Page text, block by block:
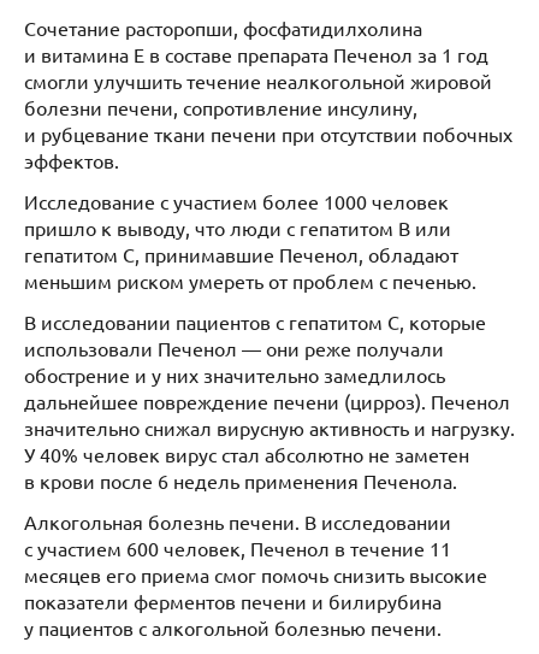
Сочетание расторопши, фосфатидилхолина
и витамина Е в составе препарата Печенол за 1 год
смогли улучшить течение неалкогольной жировой
болезни печени, сопротивление инсулину,
и рубцевание ткани печени при отсутствии побочных
эффектов.
Исследование с участием более 1000 человек
пришло к выводу, что люди с гепатитом В или
гепатитом С, принимавшие Печенол, обладают
меньшим риском умереть от проблем с печенью.
В исследовании пациентов с гепатитом С, которые
использовали Печенол — они реже получали
обострение и у них значительно замедлилось
дальнейшее повреждение печени (цирроз). Печенол
значительно снижал вирусную активность и нагрузку.
У 40% человек вирус стал абсолютно не заметен
в крови после 6 недель применения Печенола.
Алкогольная болезнь печени. В исследовании
с участием 600 человек, Печенол в течение 11
месяцев его приема смог помочь снизить высокие
показатели ферментов печени и билирубина
у пациентов с алкогольной болезнью печени.